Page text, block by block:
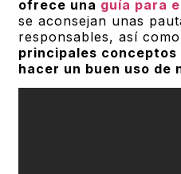
ofrece una guía para
se aconsejan unas
responsables, así
principales conceptos
hacer un buen uso de